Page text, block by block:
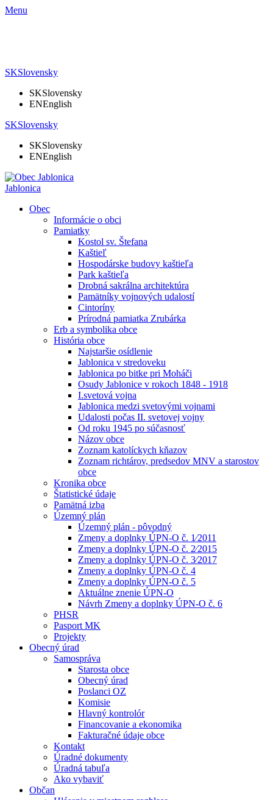
Menu
SKSlovensky
SKSlovensky
ENEnglish
SKSlovensky
SKSlovensky
ENEnglish
Jablonica
Obec
Informácie o obci
Pamiatky
Kostol sv. Štefana
Kaštieľ
Hospodárske budovy kaštieľa
Park kaštieľa
Drobná sakrálna architektúra
Pamätníky vojnových udalostí
Cintoríny
Prírodná pamiatka Zrubárka
Erb a symbolika obce
História obce
Najstaršie osídlenie
Jablonica v stredoveku
Jablonica po bitke pri Moháči
Osudy Jablonice v rokoch 1848 - 1918
I.svetová vojna
Jablonica medzi svetovými vojnami
Udalosti počas II. svetovej vojny
Od roku 1945 po súčasnosť
Názov obce
Zoznam katolíckych kňazov
Zoznam richtárov, predsedov MNV a starostov
obce
Kronika obce
Štatistické údaje
Pamätná izba
Územný plán
Územný plán - pôvodný
Zmeny a doplnky ÚPN-O č. 1⁄2011
Zmeny a doplnky ÚPN-O č. 2⁄2015
Zmeny a doplnky ÚPN-O č. 3⁄2017
Zmeny a doplnky ÚPN-O č. 4
Zmeny a doplnky ÚPN-O č. 5
Aktuálne znenie ÚPN-O
Návrh Zmeny a doplnky ÚPN-O č. 6
PHSR
Pasport MK
Projekty
Obecný úrad
Samospráva
Starosta obce
Obecný úrad
Poslanci OZ
Komisie
Hlavný kontrolór
Financovanie a ekonomika
Fakturačné údaje obce
Kontakt
Úradné dokumenty
Úradná tabuľa
Ako vybaviť
Občan